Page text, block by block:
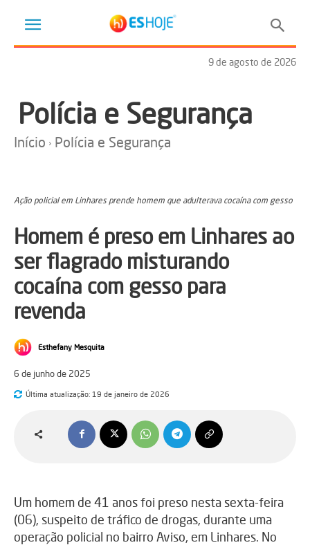
9 de agosto de 2026
Polícia e Segurança
Início Polícia e Segurança
Ação policial em Linhares prende homem que adulterava cocaína com gesso
Homem é preso em Linhares ao
ser flagrado misturando
cocaína com gesso para
revenda
Esthefany Mesquita
6 de junho de 2025
Última atualização: 19 de janeiro de 2026
Um homem de 41 anos foi preso nesta sexta-feira
(06), suspeito de tráfico de drogas, durante uma
operação policial no bairro Aviso, em Linhares. No